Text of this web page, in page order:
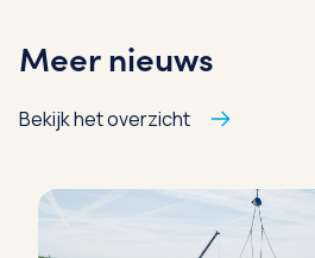
Meer nieuws
Bekijk het overzicht